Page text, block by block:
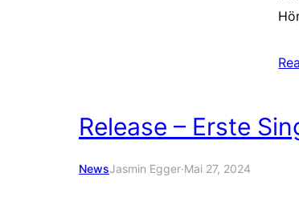
Release – Erste
NewsJasmin Egger·Mai 27, 2024